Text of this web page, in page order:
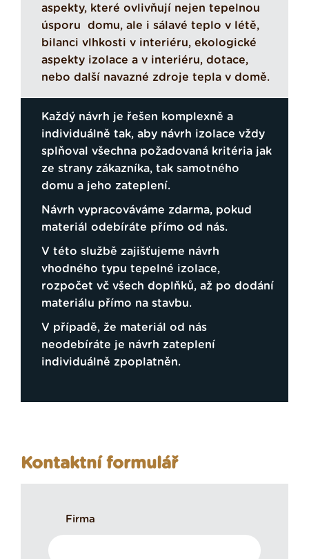
aspekty, které ovlivňují nejen tepelnou
úsporu domu, ale i sálavé teplo v létě,
bilanci vlhkosti v interiéru, ekologické
aspekty izolace a v interiéru, dotace,
nebo další navazné zdroje tepla v domě.
Každý návrh je řešen komplexně a
individuálně tak, aby návrh izolace vždy
splňoval všechna požadovaná kritéria jak
ze strany zákazníka, tak samotného
domu a jeho zateplení.
Návrh vypracováváme zdarma, pokud
materiál odebíráte přímo od nás.
V této službě zajišťujeme návrh
vhodného typu tepelné izolace,
rozpočet vč všech doplňků, až po dodání
materiálu přímo na stavbu.
V případě, že materiál od nás
neodebíráte je návrh zateplení
individuálně zpoplatněn.
Kontaktní formulář
Firma